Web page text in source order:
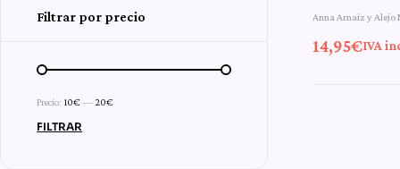
Anna Arnaiz y Alejo
14,95€IVA
Filtrar por precio
FILTRAR
Precio: 10€— 20€